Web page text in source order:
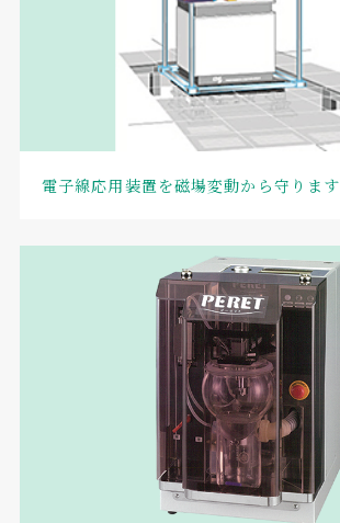
電子線応用装置を磁場変動から守ります